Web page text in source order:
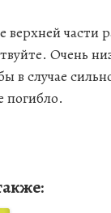
верхней части
Очень
в случае
погибло.